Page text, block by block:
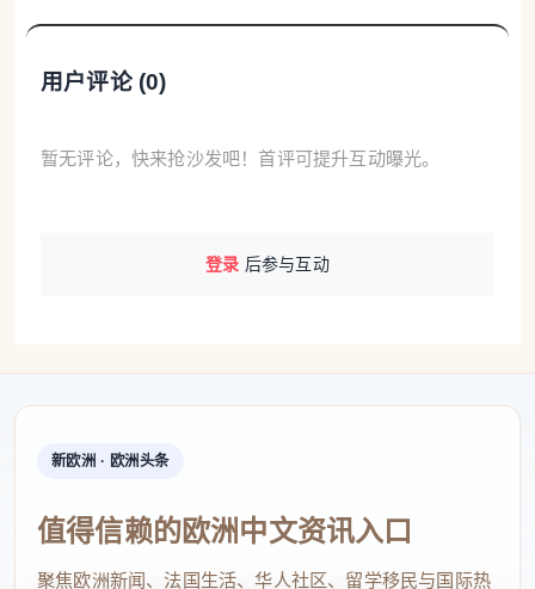
用户评论 (0)
暂无评论，快来抢沙发吧！首评可提升互动曝光。
登录 后参与互动
新欧洲 · 欧洲头条
值得信赖的欧洲中文资讯入口
聚焦欧洲新闻、法国生活、华人社区、留学移民与国际热